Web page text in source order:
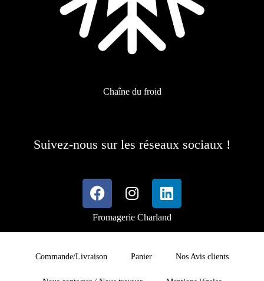
Chaîne du froid
Suivez-nous sur les réseaux sociaux !
Fromagerie Charland
Commande/Livraison Panier Nos Avis clients